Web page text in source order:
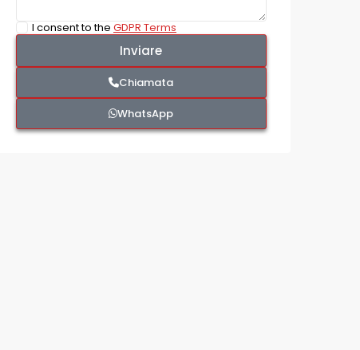
I consent to the GDPR Terms
Chiamata
WhatsApp